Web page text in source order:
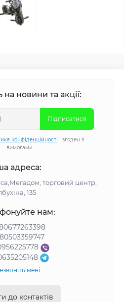
на новини та акції:
Підписатися
конфіденційності і згоден з
вимогами
адреса:
торговий центр,
135
нам:
мені
до контактів